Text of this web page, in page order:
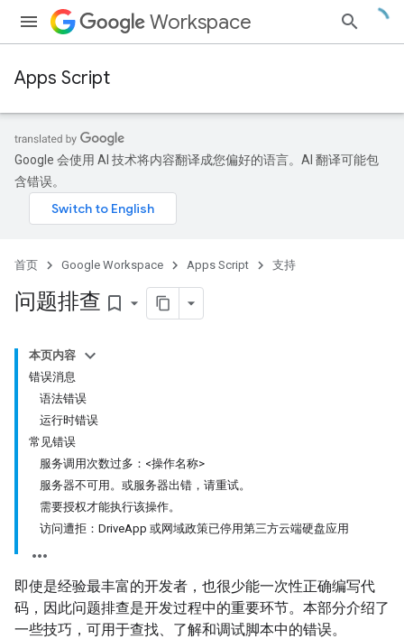
Workspace
Apps Script
Google 会使用 AI 技术将内容翻译成您偏好的语言。AI 翻译可能包
含错误。
首页 Google Workspace Apps Script 支持
问题排查 bookmark_border
本页内容
错误消息
语法错误
运行时错误
常见错误
服务调用次数过多：<操作名称>
服务器不可用。或服务器出错，请重试。
需要授权才能执行该操作。
访问遭拒：DriveApp 或网域政策已停用第三方云端硬盘应用
即使是经验最丰富的开发者，也很少能一次性正确编写代
码，因此问题排查是开发过程中的重要环节。本部分介绍了
一些技巧，可用于查找、了解和调试脚本中的错误。